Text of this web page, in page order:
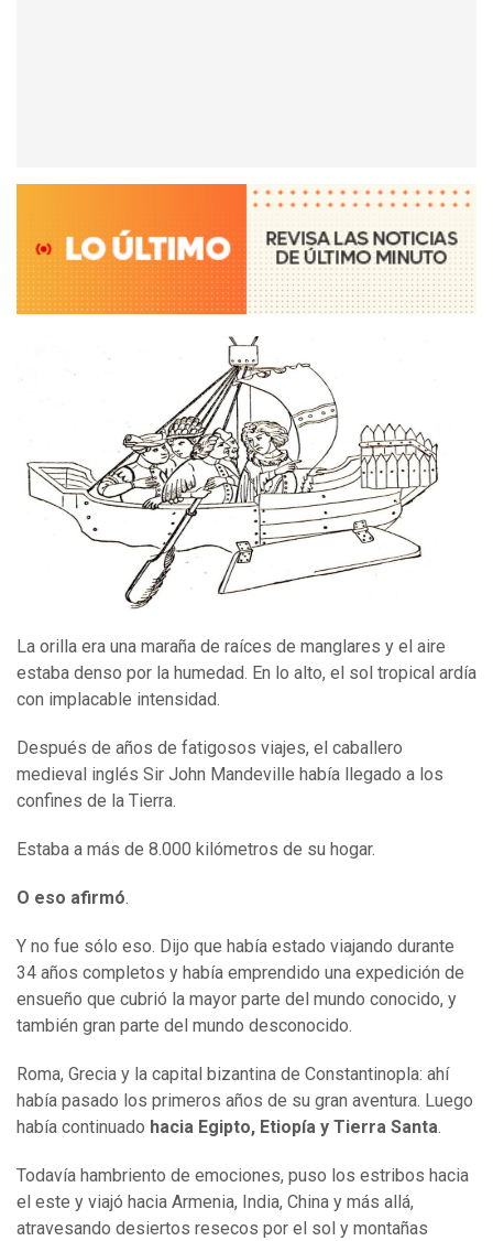
La orilla era una maraña de raíces de manglares y el aire
estaba denso por la humedad. En lo alto, el sol tropical ardía
con implacable intensidad.
Después de años de fatigosos viajes, el caballero
medieval inglés Sir John Mandeville había llegado a los
confines de la Tierra.
Estaba a más de 8.000 kilómetros de su hogar.
O eso afirmó.
Y no fue sólo eso. Dijo que había estado viajando durante
34 años completos y había emprendido una expedición de
ensueño que cubrió la mayor parte del mundo conocido, y
también gran parte del mundo desconocido.
Roma, Grecia y la capital bizantina de Constantinopla: ahí
había pasado los primeros años de su gran aventura. Luego
había continuado hacia Egipto, Etiopía y Tierra Santa.
Todavía hambriento de emociones, puso los estribos hacia
el este y viajó hacia Armenia, India, China y más allá,
atravesando desiertos resecos por el sol y montañas